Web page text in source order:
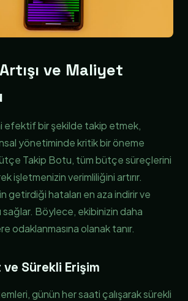
ve Maliyet
efektif bir şekilde takip etmek,
yönetiminde kritik bir öneme
Takip Botu, tüm bütçe süreçlerini
işletmenizin verimliliğini artırır.
getirdiği hataları en aza indirir ve
Böylece, ekibinizin daha
odaklanmasına olanak tanır.
Sürekli Erişim
günün her saati çalışarak sürekli